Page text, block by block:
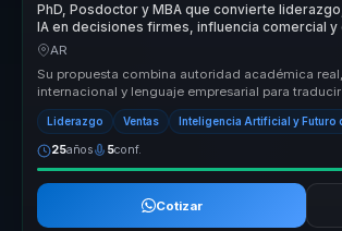
PhD, Posdoctor y MBA que convierte
IA en decisiones firmes, influencia comercial y
líderes y equipos
AR
Su propuesta combina autoridad académica
internacional y lenguaje empresarial para
power skills ...
Liderazgo Ventas Inteligencia Artificial y Futuro
25años 5conf.
Cotizar